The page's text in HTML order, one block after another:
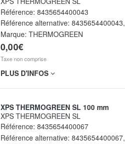
Référence: 8435654400043
Référence alternative: 8435654400043,
Marque: THERMOGREEN
0,00€
Taxe non comprise
PLUS D'INFOS
XPS THERMOGREEN SL 100 mm
XPS THERMOGREEN SL
Référence: 8435654400067
Référence alternative: 8435654400067,